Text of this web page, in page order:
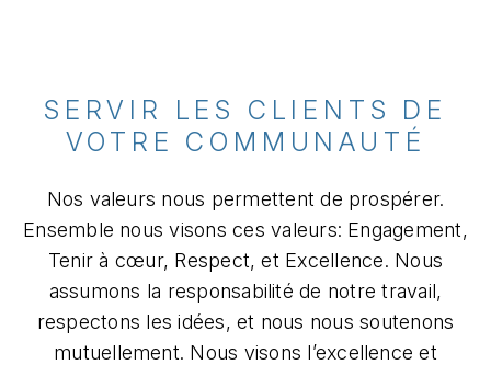
SERVIR LES CLIENTS DE
VOTRE COMMUNAUTÉ​
Nos valeurs nous permettent de prospérer.
Ensemble nous visons ces valeurs: Engagement,
Tenir à cœur, Respect, et Excellence. Nous
assumons la responsabilité de notre travail,
respectons les idées, et nous nous soutenons
mutuellement. Nous visons l’excellence et